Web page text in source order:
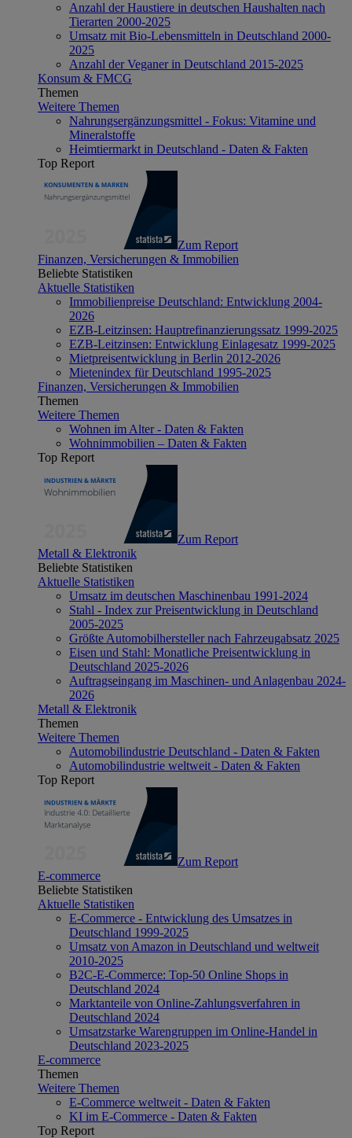
Anzahl der Haustiere in deutschen Haushalten nach
Tierarten 2000-2025
Umsatz mit Bio-Lebensmitteln in Deutschland 2000-
2025
Anzahl der Veganer in Deutschland 2015-2025
Konsum & FMCG
Themen
Weitere Themen
Nahrungsergänzungsmittel - Fokus: Vitamine und
Mineralstoffe
Heimtiermarkt in Deutschland - Daten & Fakten
Top Report
Zum Report
Finanzen, Versicherungen & Immobilien
Beliebte Statistiken
Aktuelle Statistiken
Immobilienpreise Deutschland: Entwicklung 2004-
2026
EZB-Leitzinsen: Hauptrefinanzierungssatz 1999-2025
EZB-Leitzinsen: Entwicklung Einlagesatz 1999-2025
Mietpreisentwicklung in Berlin 2012-2026
Mietenindex für Deutschland 1995-2025
Finanzen, Versicherungen & Immobilien
Themen
Weitere Themen
Wohnen im Alter - Daten & Fakten
Wohnimmobilien – Daten & Fakten
Top Report
Zum Report
Metall & Elektronik
Beliebte Statistiken
Aktuelle Statistiken
Umsatz im deutschen Maschinenbau 1991-2024
Stahl - Index zur Preisentwicklung in Deutschland
2005-2025
Größte Automobilhersteller nach Fahrzeugabsatz 2025
Eisen und Stahl: Monatliche Preisentwicklung in
Deutschland 2025-2026
Auftragseingang im Maschinen- und Anlagenbau 2024-
2026
Metall & Elektronik
Themen
Weitere Themen
Automobilindustrie Deutschland - Daten & Fakten
Automobilindustrie weltweit - Daten & Fakten
Top Report
Zum Report
E-commerce
Beliebte Statistiken
Aktuelle Statistiken
E-Commerce - Entwicklung des Umsatzes in
Deutschland 1999-2025
Umsatz von Amazon in Deutschland und weltweit
2010-2025
B2C-E-Commerce: Top-50 Online Shops in
Deutschland 2024
Marktanteile von Online-Zahlungsverfahren in
Deutschland 2024
Umsatzstarke Warengruppen im Online-Handel in
Deutschland 2023-2025
E-commerce
Themen
Weitere Themen
E-Commerce weltweit - Daten & Fakten
KI im E-Commerce - Daten & Fakten
Top Report